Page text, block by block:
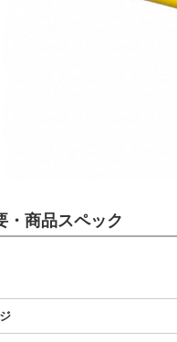
・商品スペック